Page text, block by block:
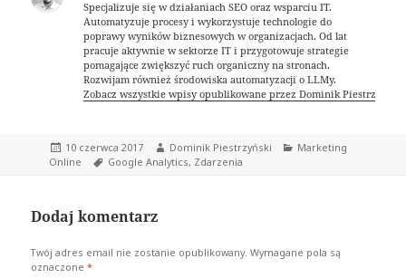
Specjalizuje się w działaniach SEO oraz wsparciu IT.
Automatyzuje procesy i wykorzystuje technologie do
poprawy wyników biznesowych w organizacjach. Od lat
pracuje aktywnie w sektorze IT i przygotowuje strategie
pomagające zwiększyć ruch organiczny na stronach.
Rozwijam również środowiska automatyzacji o LLMy.
Zobacz wszystkie wpisy opublikowane przez Dominik Piestrzyński
Data
publikacji
10 czerwca 2017 Autor
Dominik Piestrzyński Kategorie
Marketing
Online
Tagi
Google Analytics, Zdarzenia
Dodaj komentarz
Twój adres email nie zostanie opublikowany. Wymagane pola są
oznaczone*